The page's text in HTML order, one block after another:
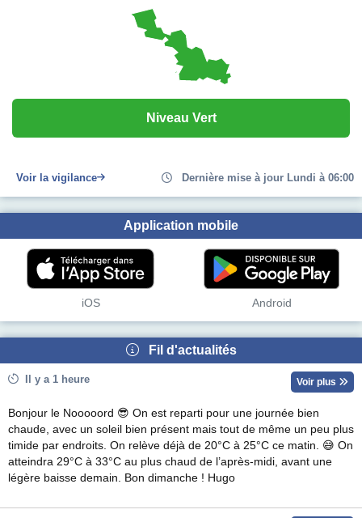
Niveau Vert
Voir la vigilance Dernière mise à jour Lundi à 06:00
Application mobile
iOS Android
Fil d'actualités
Il y a 1 heure Voir plus
Bonjour le Nooooord 😎 On est reparti pour une journée bien
chaude, avec un soleil bien présent mais tout de même un peu plus
timide par endroits. On relève déjà de 20°C à 25°C ce matin. 😅 On
atteindra 29°C à 33°C au plus chaud de l’après-midi, avant une
légère baisse demain. Bon dimanche ! Hugo